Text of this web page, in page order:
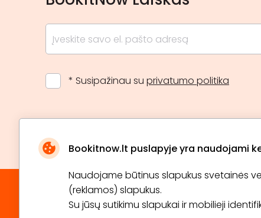
Bookitnow.lt puslapyje yra naudojami
Naudojame būtinus slapukus svetainės
(reklamos) slapukus.
Su jūsų sutikimu slapukai ir mobilieji
* Susipažinau su privatumo politika